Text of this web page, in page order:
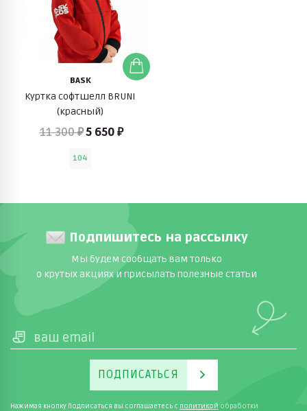
BASK
Куртка софтшелл BRUNI
(красный)
11 300 ₽5 650 ₽
104
Подпишитесь на рассылку
Мы будем сообщать вам только
о крутых акциях и присылать полезные статьи
ПОДПИСАТЬСЯ
Нажимая кнопку Подписаться вы соглашаетесь с политикой обработки